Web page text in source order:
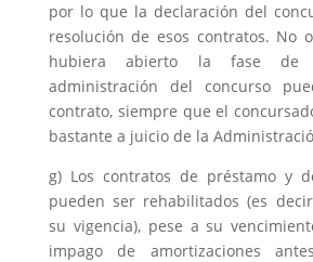
por lo que la declaración del
resolución de esos contratos. No
hubiera abierto la fase de
administración del concurso
contrato, siempre que el
bastante a juicio de la
g) Los contratos de préstamo y
pueden ser rehabilitados (es
su vigencia), pese a su
impago de amortizaciones